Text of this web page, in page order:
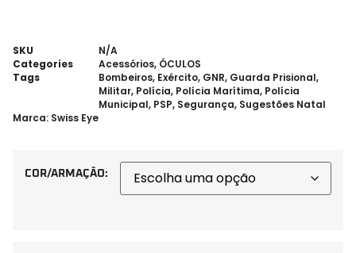
SKU
N/A
Categories
Acessórios, ÓCULOS
Tags
Bombeiros, Exército, GNR, Guarda Prisional,
Militar, Polícia, Polícia Marítima, Polícia
Municipal, PSP, Segurança, Sugestões Natal
Marca: Swiss Eye
COR/ARMAÇÃO: